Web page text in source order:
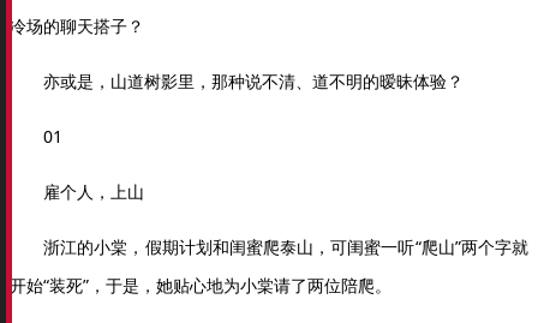
冷场的聊天搭子？
亦或是，山道树影里，那种说不清、道不明的暧昧体验？
01
雇个人，上山
浙江的小棠，假期计划和闺蜜爬泰山，可闺蜜一听“爬山”两个字就
开始“装死”，于是，她贴心地为小棠请了两位陪爬。